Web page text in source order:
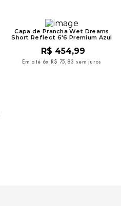
Capa de Prancha Wet Dreams
Short Reflect 6'6 Premium Azul
R$ 454,99
Em até 6x R$ 75, 83 sem juros